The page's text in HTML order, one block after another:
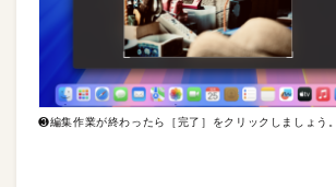
❸編集作業が終わったら［完了］をクリックしましょう。